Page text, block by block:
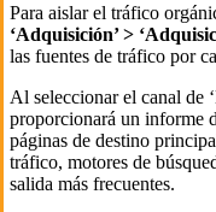
Para aislar el tráfico
‘Adquisición’ >
las fuentes de tráfico por
Al seleccionar el canal de
proporcionará un informe
páginas de destino
tráfico, motores de
salida más frecuentes.